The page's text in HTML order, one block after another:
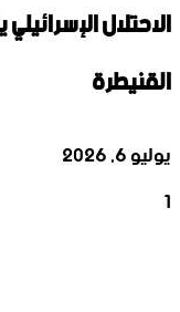
الاحتلال
القنيطرة
يوليو 6, 2026
1